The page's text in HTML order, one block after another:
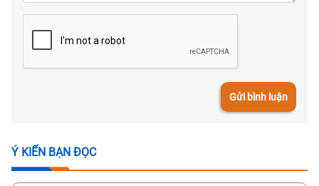
Gửi bình luận
Ý KIẾN BẠN ĐỌC